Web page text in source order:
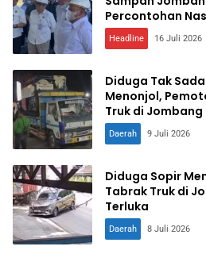
Percontohan
Headline 16 Juli 2026
Diduga Tak
Menonjol,
Truk di Jombang
Daerah 9 Juli 2026
Diduga Sopir
Tabrak Truk di
Terluka
Daerah 8 Juli 2026